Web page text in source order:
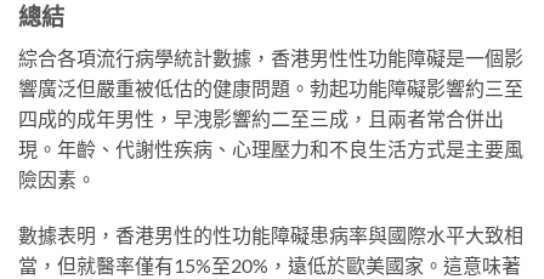
總結
綜合各項流行病學統計數據，香港男性性功能障礙是一個影
響廣泛但嚴重被低估的健康問題。勃起功能障礙影響約三至
四成的成年男性，早洩影響約二至三成，且兩者常合併出
現。年齡、代謝性疾病、心理壓力和不良生活方式是主要風
險因素。
數據表明，香港男性的性功能障礙患病率與國際水平大致相
當，但就醫率僅有15%至20%，遠低於歐美國家。這意味著